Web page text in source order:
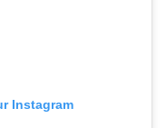
Instagram